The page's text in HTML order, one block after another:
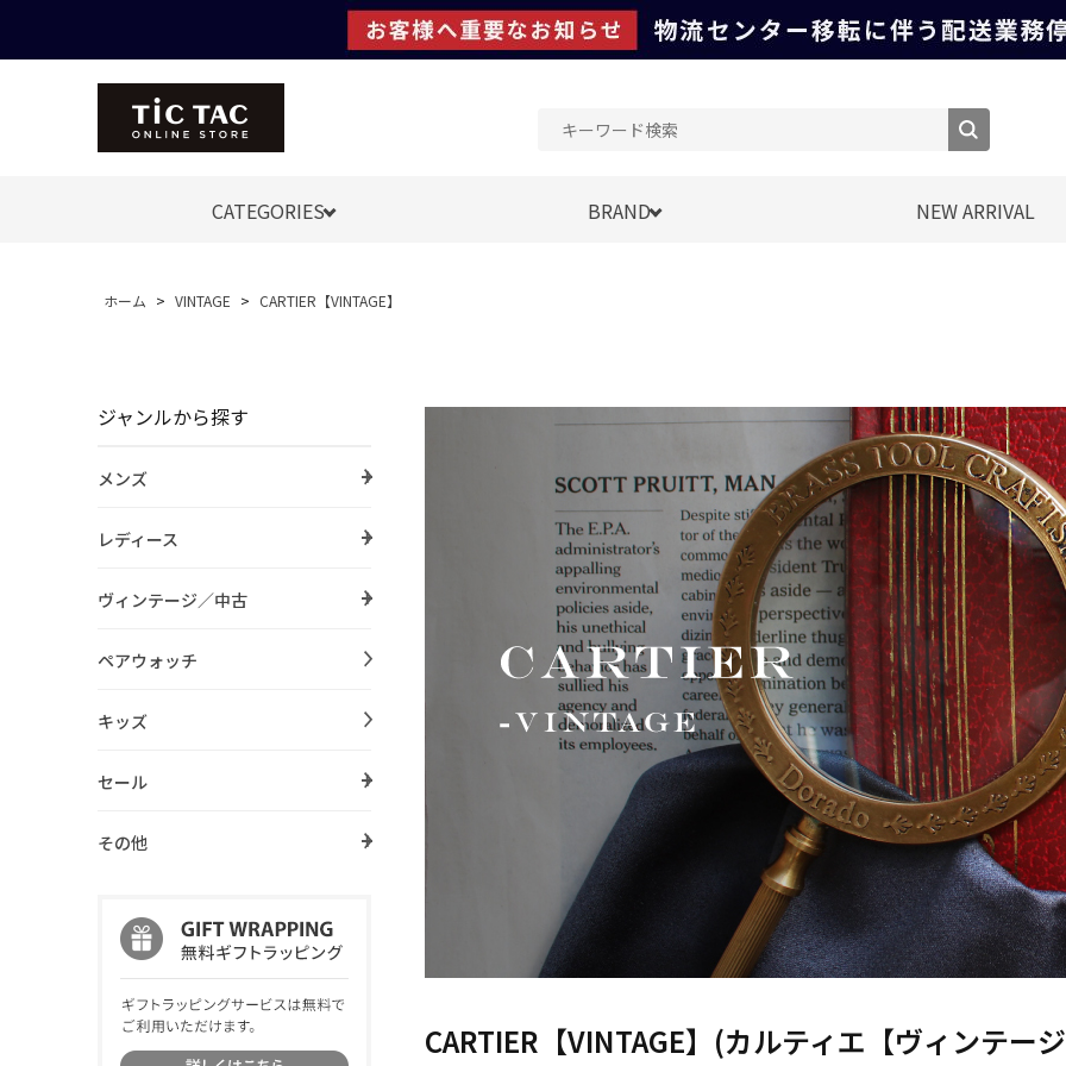
CATEGORIES BRAND NEW ARRIVAL
ホーム > VINTAGE > CARTIER【VINTAGE】
ジャンルから探す
メンズ
レディース
ヴィンテージ／中古
ペアウォッチ
キッズ
セール
その他
CARTIER【VINTAGE】(カルティエ【ヴィンテー